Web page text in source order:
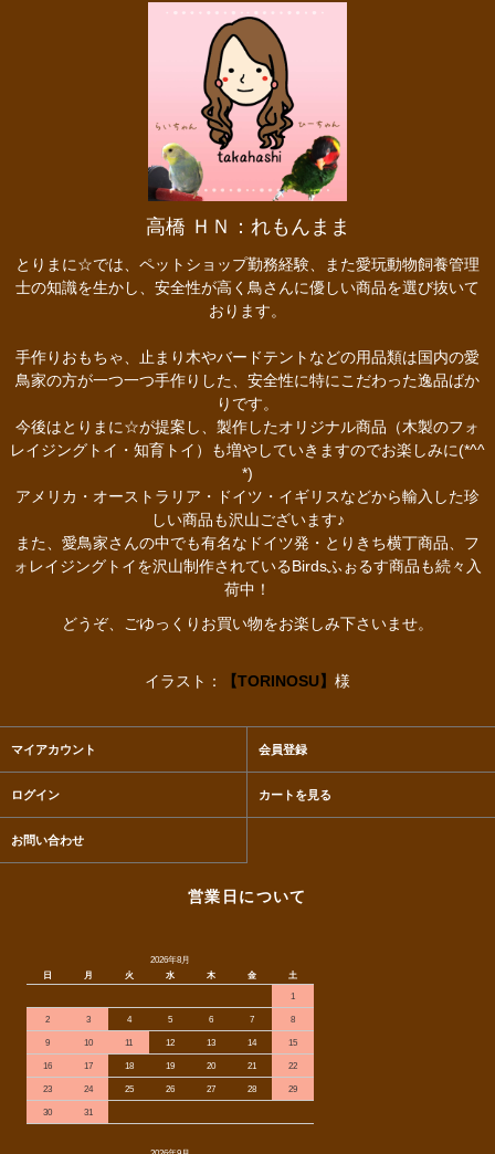
高橋 ＨＮ：れもんまま
とりまに☆では、ペットショップ勤務経験、また愛玩動物飼養管理
士の知識を生かし、安全性が高く鳥さんに優しい商品を選び抜いて
おります。
手作りおもちゃ、止まり木やバードテントなどの用品類は国内の愛
鳥家の方が一つ一つ手作りした、安全性に特にこだわった逸品ばか
りです。
今後はとりまに☆が提案し、製作したオリジナル商品（木製のフォ
レイジングトイ・知育トイ）も増やしていきますのでお楽しみに(*^^
*)
アメリカ・オーストラリア・ドイツ・イギリスなどから輸入した珍
しい商品も沢山ございます♪
また、愛鳥家さんの中でも有名なドイツ発・とりきち横丁商品、フ
ォレイジングトイを沢山制作されているBirdsふぉるす商品も続々入
荷中！
どうぞ、ごゆっくりお買い物をお楽しみ下さいませ。
イラスト： 【TORINOSU】 様
マイアカウント 会員登録
ログイン カートを見る
お問い合わせ
営業日について
2026年8月
日
月 火 水 木 金
土
1
2 3 4 5 6 7 8
9 10 11 12 13 14 15
16 17 18 19 20 21 22
23 24 25 26 27 28 29
30 31